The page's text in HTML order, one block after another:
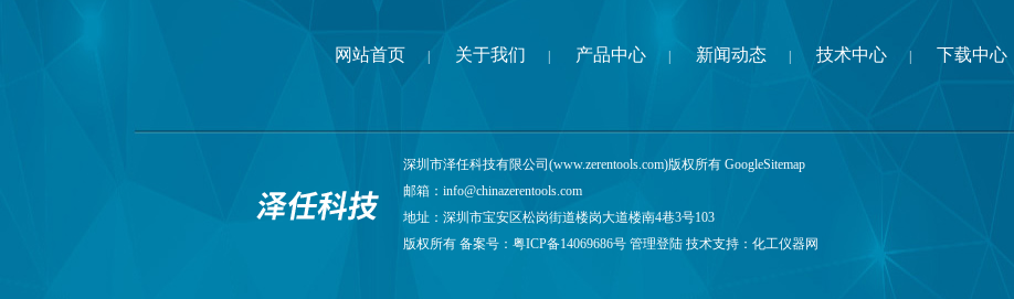
网站首页 关于我们 产品中心 新闻动态 技术中心 下载中心
深圳市泽任科技有限公司(www.zerentools.com)版权所有 GoogleSitemap
邮箱： info@chinazerentools.com
地址：深圳市宝安区松岗街道楼岗大道楼南4巷3号103
版权所有 备案号： 粤ICP备14069686号 管理登陆 技术支持： 化工仪器网